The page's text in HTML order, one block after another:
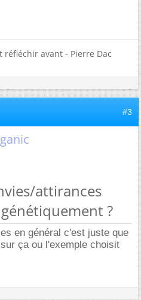
avant - Pierre Dac
#3
attirances
?
en général c'est juste que
ça ou l'exemple choisit